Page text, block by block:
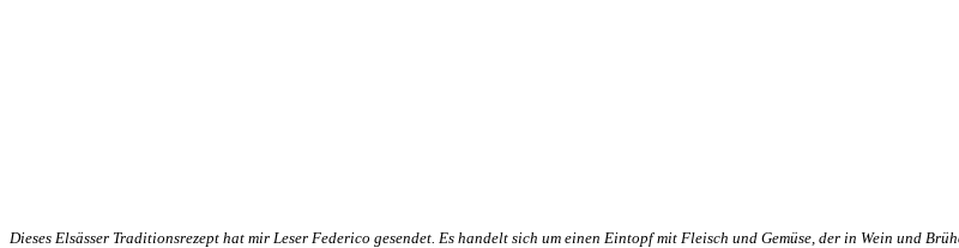
Dieses Elsässer Traditionsrezept hat mir Leser Federico gesendet. Es handelt sich um einen Eintopf mit Fleisch und Gemüse, der in Wein und